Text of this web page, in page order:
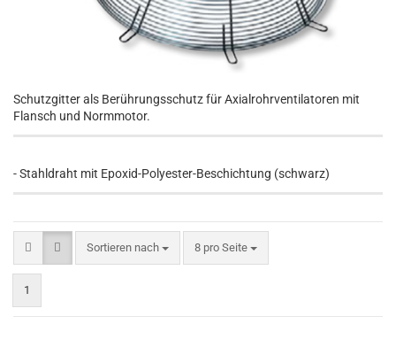
Schutzgitter als Berührungsschutz für Axialrohrventilatoren mit
Flansch und Normmotor.
- Stahldraht mit Epoxid-Polyester-Beschichtung (schwarz)
Sortieren nach 8 pro Seite
1